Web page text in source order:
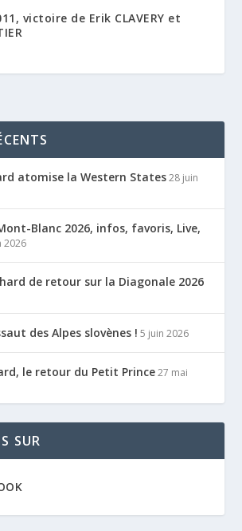
victoire de Erik CLAVERY et
atomise la Western States 28 juin
Blanc 2026, infos, favoris, Live,
2026
de retour sur la Diagonale 2026
des Alpes slovènes ! 5 juin 2026
le retour du Petit Prince 27 mai
SUR